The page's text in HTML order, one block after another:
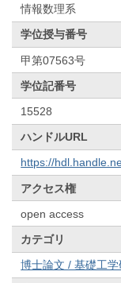
情報数理系
学位授与番号
甲第07563号
学位記番号
15528
ハンドルURL
https://
アクセス権
open access
カテゴリ
博士論文 / 基礎工